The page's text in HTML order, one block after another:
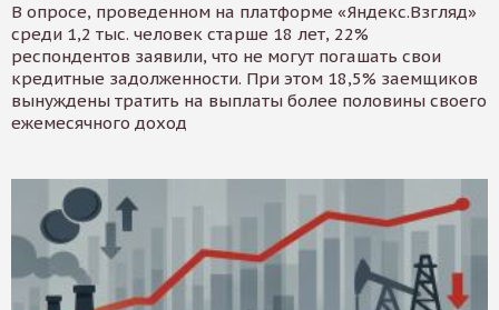
В опросе, проведенном на платформе «Яндекс.Взгляд»
среди 1,2 тыс. человек старше 18 лет, 22%
респондентов заявили, что не могут погашать свои
кредитные задолженности. При этом 18,5% заемщиков
вынуждены тратить на выплаты более половины своего
ежемесячного доход